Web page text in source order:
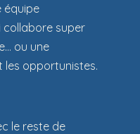
équipe
collabore super
ou une
opportunistes.
le reste de